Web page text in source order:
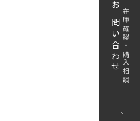
お問い合わせ在庫確認・購入相談